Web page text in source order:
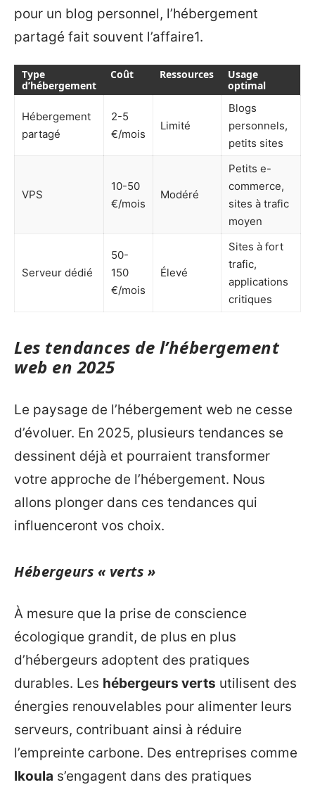
pour un blog personnel, l’hébergement
partagé fait souvent l’affaire1.
Type
d’hébergement
Coût Ressources
Usage
optimal
Hébergement
partagé
2-5
€/mois
Limité
Blogs
personnels,
petits sites
VPS
10-50
€/mois
Modéré
Petits e-
commerce,
sites à trafic
moyen
Serveur dédié
50-
150
€/mois
Élevé
Sites à fort
trafic,
applications
critiques
Les tendances de l’hébergement
web en 2025
Le paysage de l’hébergement web ne cesse
d’évoluer. En 2025, plusieurs tendances se
dessinent déjà et pourraient transformer
votre approche de l’hébergement. Nous
allons plonger dans ces tendances qui
influenceront vos choix.
Hébergeurs « verts »
À mesure que la prise de conscience
écologique grandit, de plus en plus
d’hébergeurs adoptent des pratiques
durables. Les hébergeurs verts utilisent des
énergies renouvelables pour alimenter leurs
serveurs, contribuant ainsi à réduire
l’empreinte carbone. Des entreprises comme
Ikoula s’engagent dans des pratiques